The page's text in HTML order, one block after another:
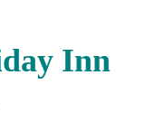
Inn